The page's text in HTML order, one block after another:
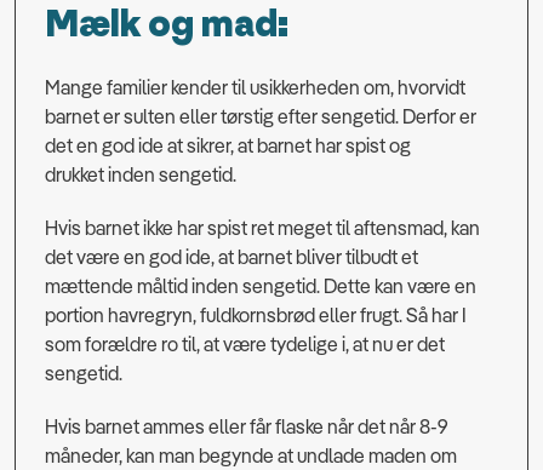
Mælk og mad:
Mange familier kender til usikkerheden om, hvorvidt
barnet er sulten eller tørstig efter sengetid. Derfor er
det en god ide at sikrer, at barnet har spist og
drukket inden sengetid.
Hvis barnet ikke har spist ret meget til aftensmad, kan
det være en god ide, at barnet bliver tilbudt et
mættende måltid inden sengetid. Dette kan være en
portion havregryn, fuldkornsbrød eller frugt. Så har I
som forældre ro til, at være tydelige i, at nu er det
sengetid.
Hvis barnet ammes eller får flaske når det når 8-9
måneder, kan man begynde at undlade maden om